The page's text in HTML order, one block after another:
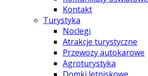
Kontakt
Turystyka
Noclegi
Atrakcje turystyczne
Przewozy autokarowe
Agroturystyka